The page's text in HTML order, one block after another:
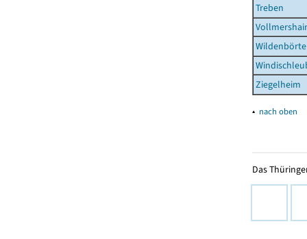
Treben
Ziegelheim
▴ nach oben
Das